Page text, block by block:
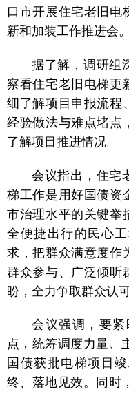
口市开展住宅老旧电
新和加装工作推进会。
据了解，调研组
察看住宅老旧电梯更
细了解项目申报流程
经验做法与难点堵点
了解项目推进情况。
会议指出，住宅
梯工作是用好国债资
市治理水平的关键举
全便捷出行的民心
求，把群众满意度作
群众参与、广泛倾听
盼，全力争取群众认
会议强调，要
点，统筹调度力量、
国债获批电梯项目
终、落地见效。同时